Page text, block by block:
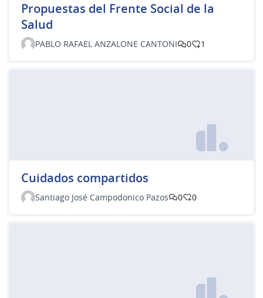
Propuestas del Frente Social de la
Salud
PABLO RAFAEL ANZALONE CANTONI 0 1
Cuidados compartidos
Santiago José Campodonico Pazos 0 0